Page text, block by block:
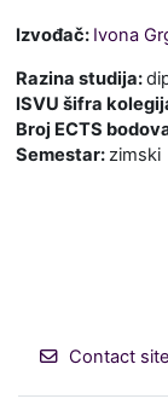
Izvođač: Ivona
Razina studija:
ISVU šifra
Broj ECTS
Semestar:zimski
Contact